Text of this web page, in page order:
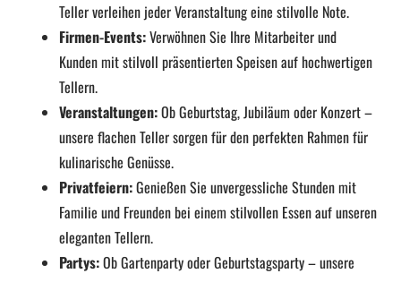
Teller verleihen jeder Veranstaltung eine stilvolle Note.
Firmen-Events:Verwöhnen Sie Ihre Mitarbeiter und
Kunden mit stilvoll präsentierten Speisen auf hochwertigen
Tellern.
Veranstaltungen:Ob Geburtstag, Jubiläum oder Konzert –
unsere flachen Teller sorgen für den perfekten Rahmen für
kulinarische Genüsse.
Privatfeiern:Genießen Sie unvergessliche Stunden mit
Familie und Freunden bei einem stilvollen Essen auf unseren
eleganten Tellern.
Partys:Ob Gartenparty oder Geburtstagsparty – unsere